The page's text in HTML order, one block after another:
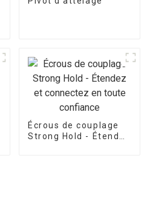
Écrous de couplage
Strong Hold - Étendez